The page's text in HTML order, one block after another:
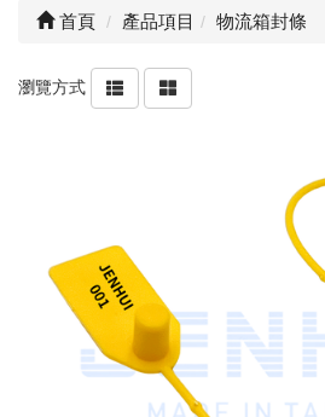
首頁 產品項目 物流箱封條
瀏覽方式